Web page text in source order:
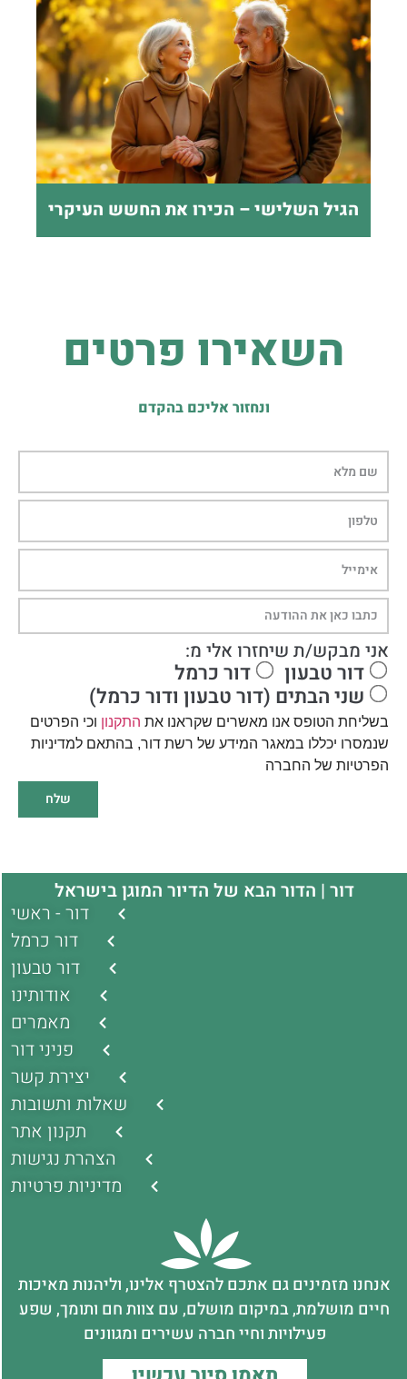
הגיל השלישי – הכירו את החשש העיקרי
השאירו פרטים
ונחזור אליכם בהקדם
אני מבקש/ת שיחזרו אלי מ:
דור טבעון
דור כרמל
שני הבתים (דור טבעון ודור כרמל)
בשליחת הטופס אנו מאשרים שקראנו את התקנון וכי הפרטים
שנמסרו יכללו במאגר המידע של רשת דור, בהתאם למדיניות
הפרטיות של החברה
שלח
דור | הדור הבא של הדיור המוגן בישראל
דור - ראשי
דור כרמל
דור טבעון
אודותינו
מאמרים
פניני דור
יצירת קשר
שאלות ותשובות
תקנון אתר
הצהרת נגישות
מדיניות פרטיות
אנחנו מזמינים גם אתכם להצטרף אלינו, וליהנות מאיכות
חיים מושלמת, במיקום מושלם, עם צוות חם ותומך, שפע
פעילויות וחיי חברה עשירים ומגוונים